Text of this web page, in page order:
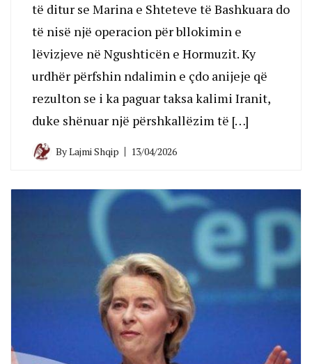
të ditur se Marina e Shteteve të Bashkuara do
të nisë një operacion për bllokimin e
lëvizjeve në Ngushticën e Hormuzit. Ky
urdhër përfshin ndalimin e çdo anijeje që
rezulton se i ka paguar taksa kalimi Iranit,
duke shënuar një përshkallëzim të […]
ByLajmi Shqip 13/04/2026